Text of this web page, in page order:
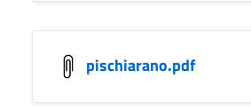
pischiarano.pdf